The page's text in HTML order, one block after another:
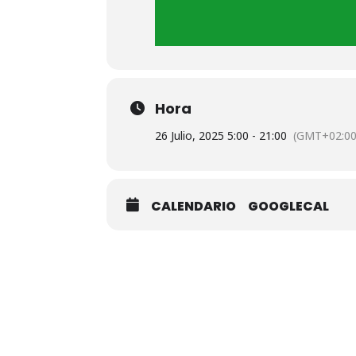
Hora
26 Julio, 2025 5:00 - 21:00
CALENDARIO GOOGLECAL